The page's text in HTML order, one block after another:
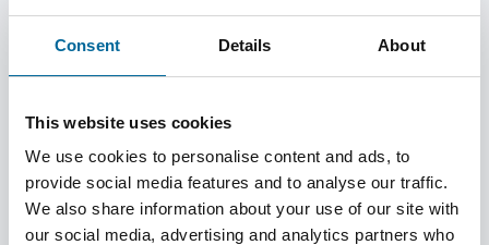
Consent Details About
This website uses cookies
We use cookies to personalise content and ads, to
provide social media features and to analyse our traffic.
We also share information about your use of our site with
our social media, advertising and analytics partners who
inkludering
På Amokabel är mångfald inte bara ett ideal – det är en
viktig och aktiv del av vår företagskultur och vår dagliga
verksamhet.